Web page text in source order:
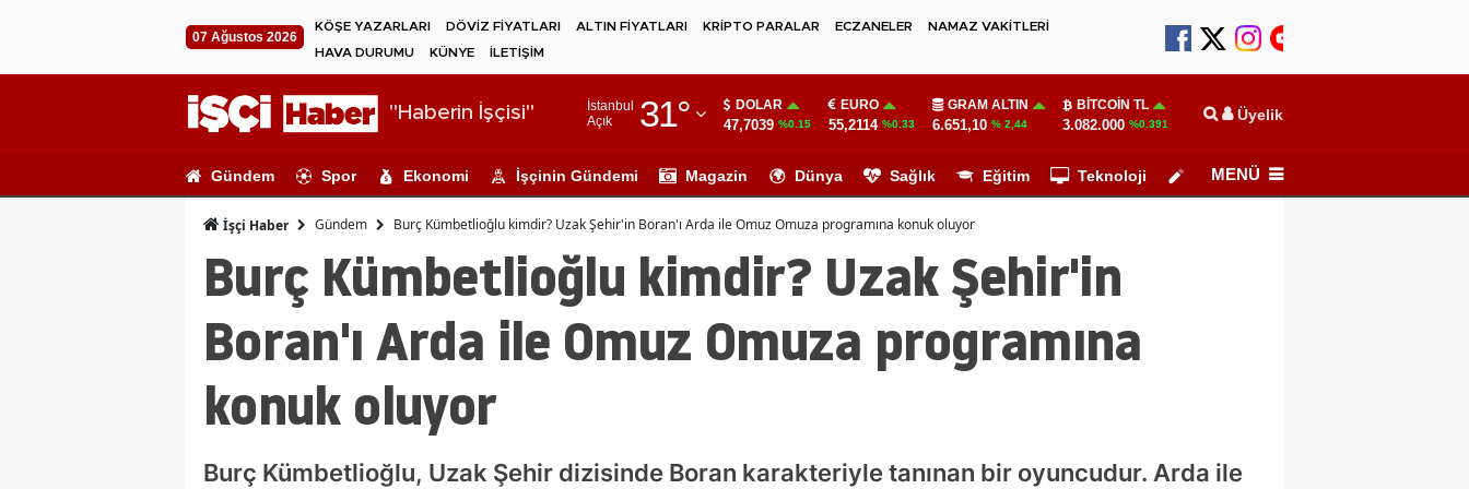
07 Ağustos 2026
KÖŞE YAZARLARI DÖVİZ FİYATLARI ALTIN FİYATLARI KRİPTO PARALAR ECZANELER
NAMAZ VAKİTLERİ
HAVA DURUMU
KÜNYE İLETİŞİM
"Haberin İşçisi"
İstanbul
Açık
31°
Adıyaman
Ağrı
Ankara
Antalya
Balıkesir
DOLAR
47,7039 %0.15
EURO
55,2114 %0.33
GRAM ALTIN
6.651,10 % 2,44
BITCOIN TL
3.082.000 %0.391 Üyelik
Gündem Spor Ekonomi İşçinin Gündemi Magazin Dünya Sağlık Eğitim Teknoloji Köşe Yazarları
MENÜ
İşçi Haber Gündem Burç Kümbetlioğlu kimdir? Uzak Şehir'in Boran'ı Arda ile Omuz Omuza programına konuk oluyor
Burç Kümbetlioğlu kimdir? Uzak Şehir'in
Boran'ı Arda ile Omuz Omuza programına
konuk oluyor
Burç Kümbetlioğlu, Uzak Şehir dizisinde Boran karakteriyle tanınan bir oyuncudur. Arda ile